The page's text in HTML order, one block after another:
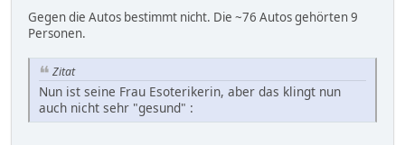
Gegen die Autos bestimmt nicht. Die ~76 Autos gehörten 9
Personen.
Zitat
Nun ist seine Frau Esoterikerin, aber das klingt nun
auch nicht sehr "gesund" :